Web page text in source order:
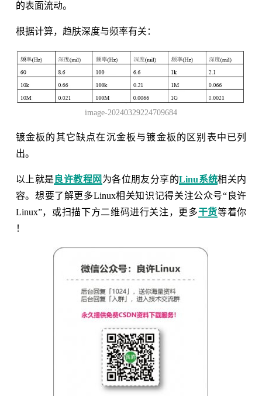
的表面流动。
根据计算，趋肤深度与频率有关：
image-20240329224709684
镀金板的其它缺点在沉金板与镀金板的区别表中已列
出。
以上就是 良许教程网 为各位朋友分享的Linu系统相关内
容。想要了解更多Linux相关知识记得关注公众号“良许
Linux”，或扫描下方二维码进行关注，更多干货等着你
！